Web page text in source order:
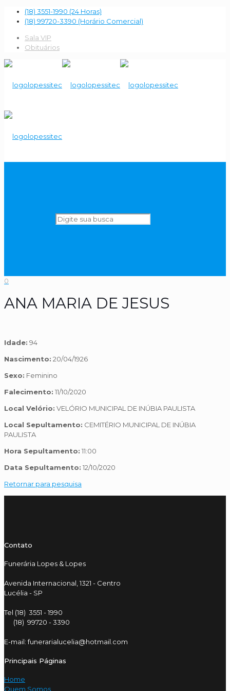
(18) 3551-1990 (24 Horas)
(18) 99720-3390 (Horário Comercial)
Sala VIP
Obituários
0
ANA MARIA DE JESUS
Idade: 94
Nascimento: 20/04/1926
Sexo: Feminino
Falecimento: 11/10/2020
Local Velório: VELÓRIO MUNICIPAL DE INÚBIA PAULISTA
Local Sepultamento: CEMITÉRIO MUNICIPAL DE INÚBIA
PAULISTA
Hora Sepultamento: 11:00
Data Sepultamento: 12/10/2020
Retornar para pesquisa
Contato
Funerária Lopes & Lopes
Avenida Internacional, 1321 - Centro
Lucélia - SP
Tel (18) 3551 - 1990
(18) 99720 - 3390
E-mail: funerarialucelia@hotmail.com
Principais Páginas
Home
Quem Somos